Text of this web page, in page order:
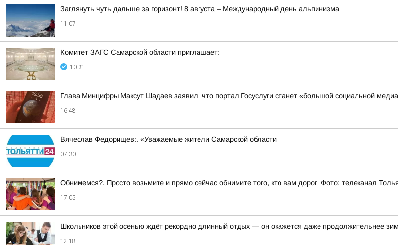
Заглянуть чуть дальше за горизонт! 8 августа – Международный день альпинизма
11:07
Комитет ЗАГС Самарской области приглашает:
10:31
Глава Минцифры Максут Шадаев заявил, что портал Госуслуги станет «большой социальной
16:48
Вячеслав Федорищев:. «Уважаемые жители Самарской области
07:30
Обнимемся?. Просто возьмите и прямо сейчас обнимите того, кто вам дорог! Фото: телеканал
17:05
Школьников этой осенью ждёт рекордно длинный отдых — он окажется даже продолжительнее
12:18